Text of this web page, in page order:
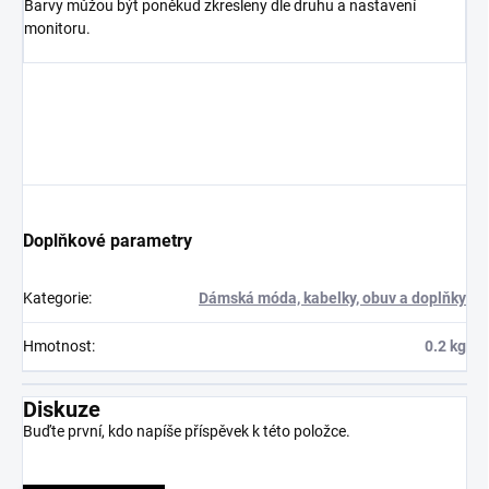
Barvy můžou být poněkud zkresleny dle druhu a nastavení
monitoru.
Doplňkové parametry
Kategorie: Dámská móda, kabelky, obuv a doplňky
Hmotnost: 0.2 kg
Diskuze
Buďte první, kdo napíše příspěvek k této položce.